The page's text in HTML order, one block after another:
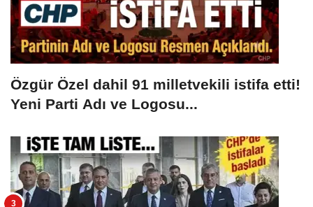
Özgür Özel dahil 91 milletvekili istifa etti!
Yeni Parti Adı ve Logosu...